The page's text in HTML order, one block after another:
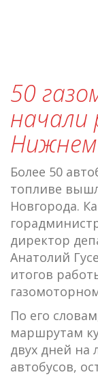
50
Более 50
топливе
Новгорода.
директор
Анатолий
итогов
По его
маршрутам
двух дней
автобусов,